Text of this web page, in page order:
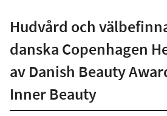
Hudvård och
danska Copenhagen
av Danish Beauty
Inner Beauty